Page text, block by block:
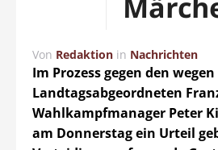
Von Redaktion in Nachrichten
Im Prozess gegen den
Landtagsabgeordneten
Wahlkampfmanager Peter
am Donnerstag ein Urteil